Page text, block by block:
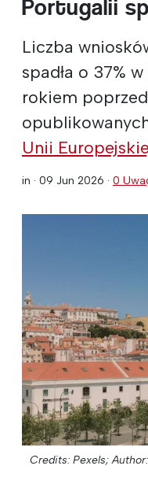
Portugalii
Liczba
spadła o 37%
rokiem
Unii
in · 09 Jun 2026 · 0
Credits: Pexels;